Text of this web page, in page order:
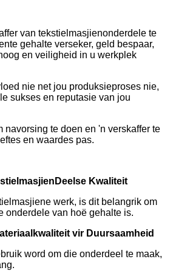
van tekstielmasjienonderdele te
gehalte verseker, geld bespaar,
en veiligheid in u werkplek
nie net jou produksieproses nie,
sukses en reputasie van jou
navorsing te doen en 'n verskaffer te
en waardes pas.
Deel se Kwaliteit
werk, is dit belangrik om
onderdele van hoë gehalte is.
vir Duursaamheid
word om die onderdeel te maak,